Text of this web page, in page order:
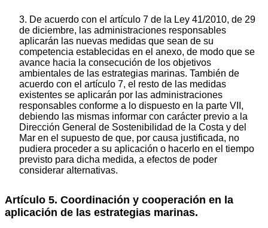
3. De acuerdo con el artículo 7 de la Ley 41/2010, de 29
de diciembre, las administraciones responsables
aplicarán las nuevas medidas que sean de su
competencia establecidas en el anexo, de modo que se
avance hacia la consecución de los objetivos
ambientales de las estrategias marinas. También de
acuerdo con el artículo 7, el resto de las medidas
existentes se aplicarán por las administraciones
responsables conforme a lo dispuesto en la parte VII,
debiendo las mismas informar con carácter previo a la
Dirección General de Sostenibilidad de la Costa y del
Mar en el supuesto de que, por causa justificada, no
pudiera proceder a su aplicación o hacerlo en el tiempo
previsto para dicha medida, a efectos de poder
considerar alternativas.
Artículo 5. Coordinación y cooperación en la
aplicación de las estrategias marinas.